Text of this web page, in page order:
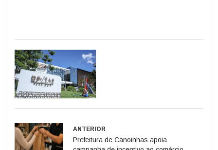
ANTERIOR
Prefeitura de Canoinhas apoia